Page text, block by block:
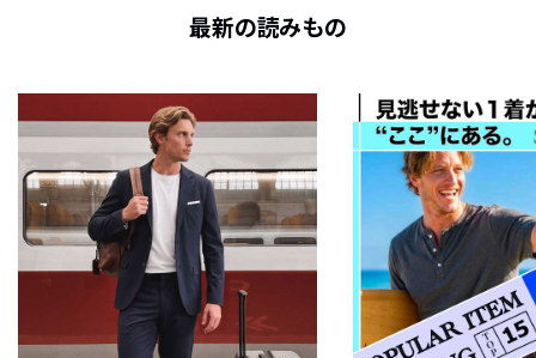
最新の読みもの